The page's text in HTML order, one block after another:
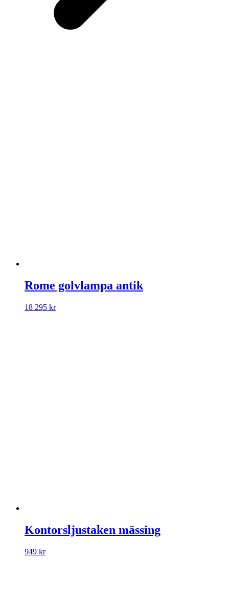
Rome golvlampa antik
18 295 kr
Kontorsljustaken mässing
949 kr